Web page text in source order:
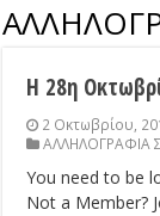
Η 28η
2 Οκτωβρίου,
ΑΛΛΗΛΟΓΡΑΦΙΑ
You need to be
Not a Member?